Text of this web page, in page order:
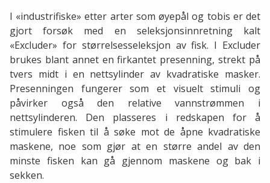
I «industrifiske» etter arter som øyepål og tobis er det
gjort forsøk med en seleksjonsinnretning kalt
«Excluder» for størrelsesseleksjon av fisk. I Excluder
brukes blant annet en firkantet presenning, strekt på
tvers midt i en nettsylinder av kvadratiske masker.
Presenningen fungerer som et visuelt stimuli og
påvirker også den relative vannstrømmen i
nettsylinderen. Den plasseres i redskapen for å
stimulere fisken til å søke mot de åpne kvadratiske
maskene, noe som gjør at en større andel av den
minste fisken kan gå gjennom maskene og bak i
sekken.